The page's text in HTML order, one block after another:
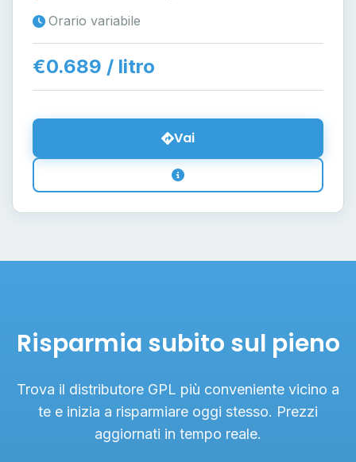
Orario variabile
€0.689 / litro
Vai
Risparmia subito sul pieno
Trova il distributore GPL più conveniente vicino a
te e inizia a risparmiare oggi stesso. Prezzi
aggiornati in tempo reale.